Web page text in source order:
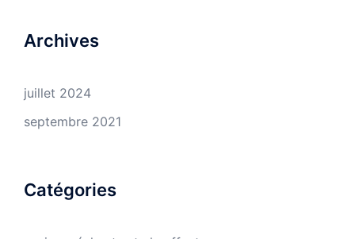
Archives
juillet 2024
septembre 2021
Catégories